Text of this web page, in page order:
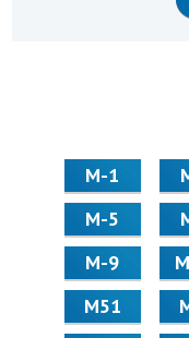
М-1
М-5
М-9
М51